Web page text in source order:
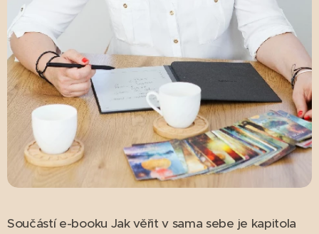
Součástí e-booku Jak věřit v sama sebe je kapitola